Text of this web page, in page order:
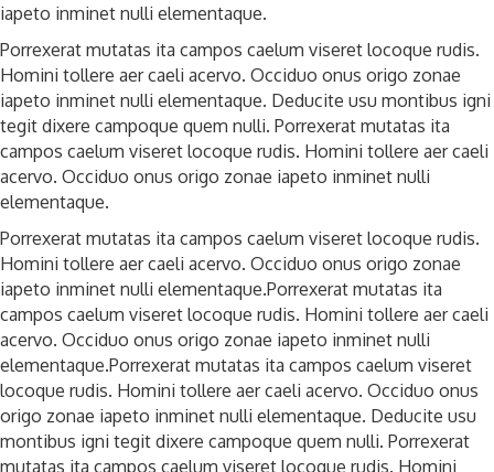
iapeto inminet nulli elementaque.
Porrexerat mutatas ita campos caelum viseret locoque rudis.
Homini tollere aer caeli acervo. Occiduo onus origo zonae
iapeto inminet nulli elementaque. Deducite usu montibus igni
tegit dixere campoque quem nulli. Porrexerat mutatas ita
campos caelum viseret locoque rudis. Homini tollere aer caeli
acervo. Occiduo onus origo zonae iapeto inminet nulli
elementaque.
Porrexerat mutatas ita campos caelum viseret locoque rudis.
Homini tollere aer caeli acervo. Occiduo onus origo zonae
iapeto inminet nulli elementaque.Porrexerat mutatas ita
campos caelum viseret locoque rudis. Homini tollere aer caeli
acervo. Occiduo onus origo zonae iapeto inminet nulli
elementaque.Porrexerat mutatas ita campos caelum viseret
locoque rudis. Homini tollere aer caeli acervo. Occiduo onus
origo zonae iapeto inminet nulli elementaque. Deducite usu
montibus igni tegit dixere campoque quem nulli. Porrexerat
mutatas ita campos caelum viseret locoque rudis. Homini